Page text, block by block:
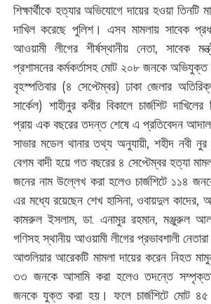
শিক্ষার্থীকে হত্যার অভিযোগে দায়ের হওয়া তিনটি
দাখিল করেছে পুলিশ। এসব মামলায় সাবেক
আওয়ামী লীগের শীর্ষস্থানীয় নেতা, সাবেক
প্রশাসনের কর্মকর্তাসহ মোট ২০৮ জনকে অভিযুক্ত
বৃহস্পতিবার (৪ সেপ্টেম্বর) ঢাকা জেলার
সার্কেল) শাহীনুর কবীর বিকালে চার্জশিট
প্রায় এক বছরের তদন্ত শেষে এ প্রতিবেদন
সাভার মডেল থানার তথ্য অনুযায়ী, শহীদ নবী
বেগম বাদী হয়ে গত বছরের ৪ সেপ্টেম্বর হত্যা
জনের নাম উল্লেখ করা হলেও চার্জশিটে ১১৪
এর মধ্যে রয়েছেন শেখ হাসিনা, ওবায়দুল কাদের,
কামরুল ইসলাম, ডা. এনামুর রহমান, মঞ্জুরুল
গণিসহ স্থানীয় আওয়ামী লীগের প্রভাবশালী
আশুলিয়ার আরেকটি মামলা দায়ের করেন নিহত
৩৩ জনকে আসামি করা হলেও তদন্তে
জনকে যুক্ত করা হয়। ফলে চার্জশিটে মোট